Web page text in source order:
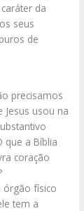
da
seus
de
precisamos
Jesus usou na
que a Bíblia
coração
órgão físico
tem a